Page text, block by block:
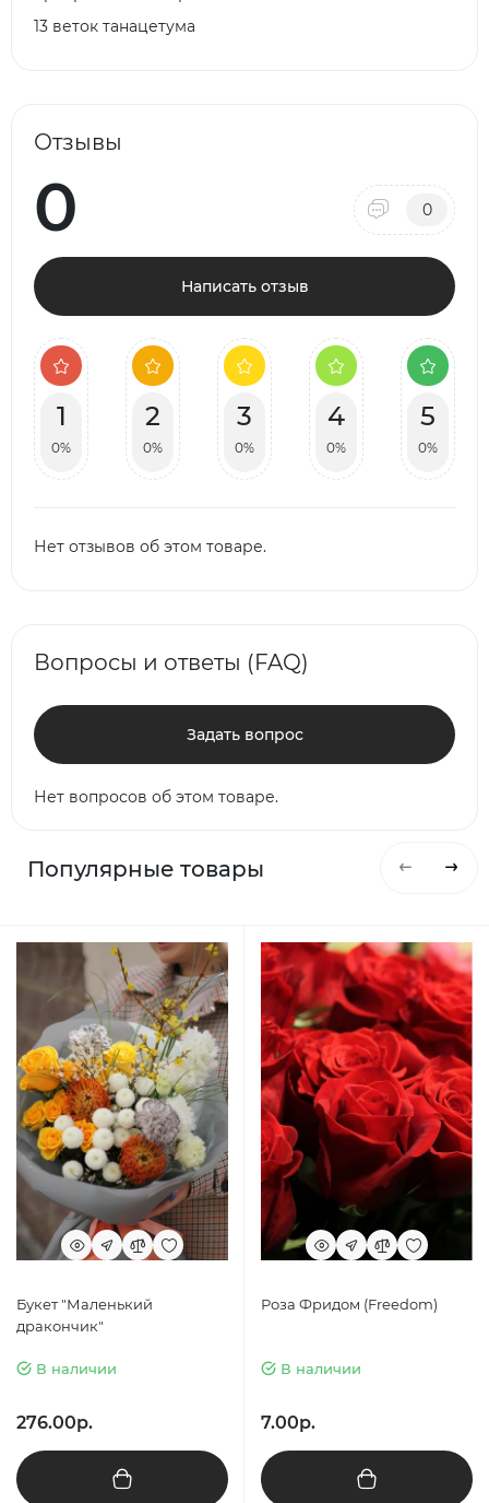
13 веток танацетума
Отзывы
0 0
Написать отзыв
1
0%
2
0%
3
0%
4
0%
5
0%
Нет отзывов об этом товаре.
Вопросы и ответы (FAQ)
Задать вопрос
Нет вопросов об этом товаре.
Популярные товары
Букет "Маленький
дракончик"
В наличии
276.00р.
Роза Фридом (Freedom)
В наличии
7.00р.